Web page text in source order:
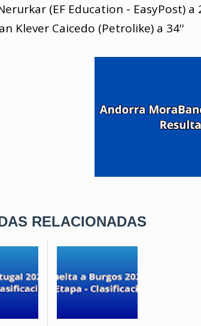
(EF Education - EasyPost) a
Klever Caicedo (Petrolike) a 34''
RELACIONADAS